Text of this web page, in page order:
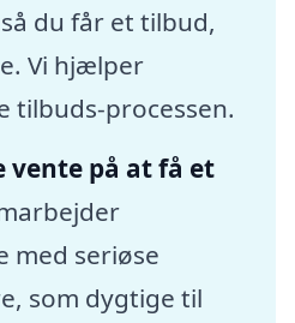
du får et tilbud,
Vi hjælper
tilbuds-processen.
vente på at få et
med seriøse
som dygtige til